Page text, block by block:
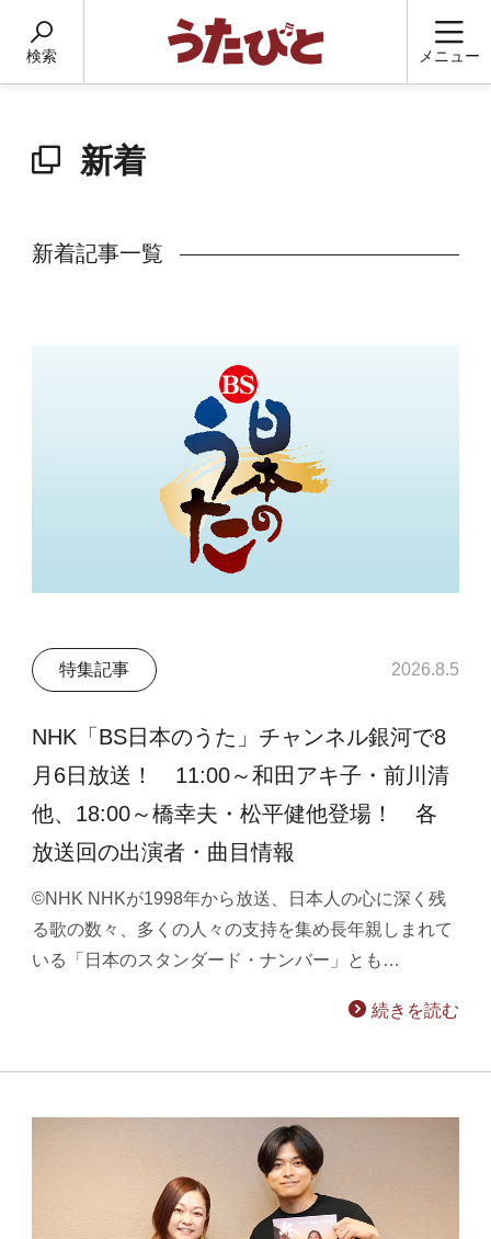
検索 メニュー
新着
新着記事一覧
特集記事 2026.8.5
NHK「BS日本のうた」チャンネル銀河で8
月6日放送！ 11:00～和田アキ子・前川清
他、18:00～橋幸夫・松平健他登場！ 各
放送回の出演者・曲目情報
©NHK NHKが1998年から放送、日本人の心に深く残
る歌の数々、多くの人々の支持を集め長年親しまれて
いる「日本のスタンダード・ナンバー」とも…
続きを読む